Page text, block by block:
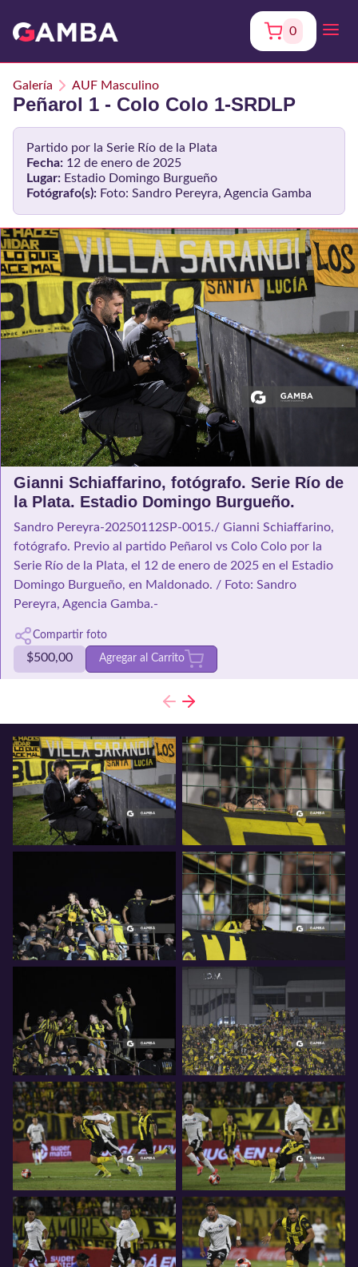
0
Galería AUF Masculino
Peñarol 1 - Colo Colo 1-SRDLP
Partido por la Serie Río de la Plata
Fecha: 12 de enero de 2025
Lugar: Estadio Domingo Burgueño
Fotógrafo(s): Foto: Sandro Pereyra, Agencia Gamba
Gianni Schiaffarino, fotógrafo. Serie Río de
la Plata. Estadio Domingo Burgueño.
Sandro Pereyra-20250112SP-0015./ Gianni Schiaffarino,
fotógrafo. Previo al partido Peñarol vs Colo Colo por la
Serie Río de la Plata, el 12 de enero de 2025 en el Estadio
Domingo Burgueño, en Maldonado. / Foto: Sandro
Pereyra, Agencia Gamba.-
Compartir foto
$500,00 Agregar al Carrito